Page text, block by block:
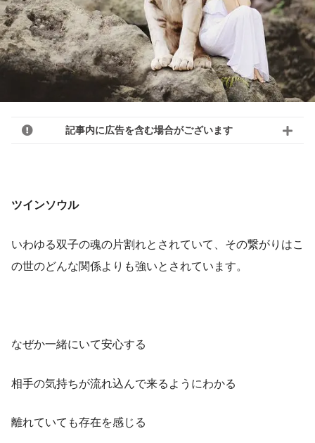
記事内に広告を含む場合がございます
ツインソウル
いわゆる双子の魂の片割れとされていて、その繋がりはこ
の世のどんな関係よりも強いとされています。
なぜか一緒にいて安心する
相手の気持ちが流れ込んで来るようにわかる
離れていても存在を感じる